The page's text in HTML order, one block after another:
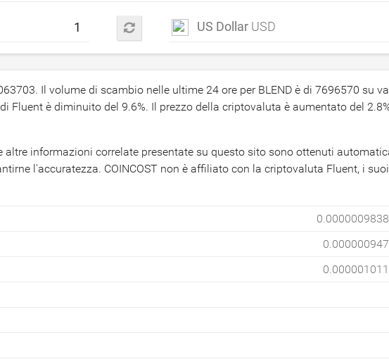
US Dollar USD
. Il volume di scambio nelle ultime 24 ore per BLEND è di 7696570 su
Fluent è diminuito del 9.6%. Il prezzo della criptovaluta è aumentato del 2.8
altre informazioni correlate presentate su questo sito sono ottenuti
l'accuratezza. COINCOST non è affiliato con la criptovaluta Fluent, i